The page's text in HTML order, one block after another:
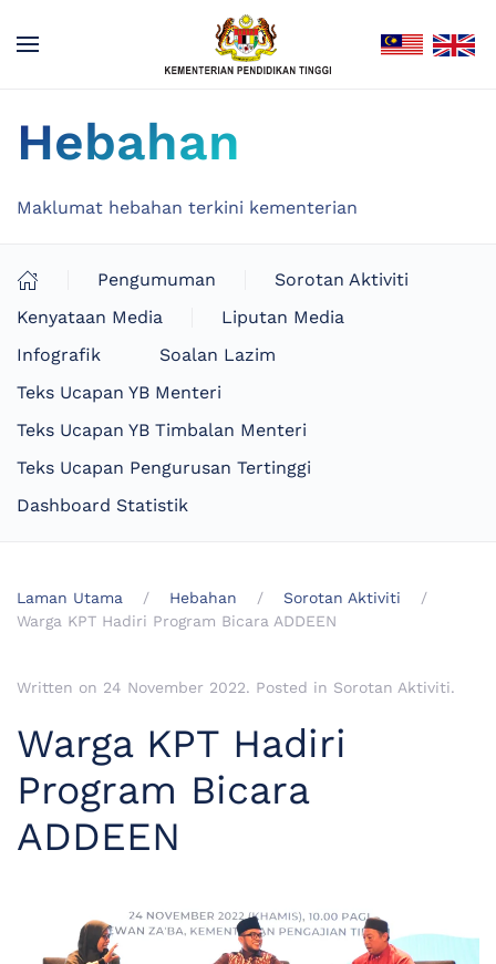
Hebahan
Maklumat hebahan terkini kementerian
Pengumuman
Sorotan Aktiviti
Kenyataan Media
Liputan Media
Infografik
Soalan Lazim
Teks Ucapan YB Menteri
Teks Ucapan YB Timbalan Menteri
Teks Ucapan Pengurusan Tertinggi
Dashboard Statistik
Laman Utama Hebahan
Sorotan Aktiviti
Warga KPT Hadiri Program Bicara ADDEEN
Written on 24 November 2022. Posted in Sorotan Aktiviti.
Warga KPT Hadiri
Program Bicara
ADDEEN